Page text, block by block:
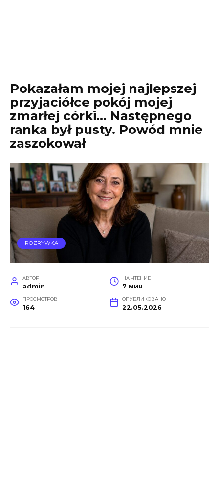
Pokazałam mojej najlepszej
przyjaciółce pokój mojej
zmarłej córki… Następnego
ranka był pusty. Powód mnie
zaszokował
ROZRYWKA
АВТОР
admin
НА ЧТЕНИЕ
7 мин
ПРОСМОТРОВ
164
ОПУБЛИКОВАНО
22.05.2026